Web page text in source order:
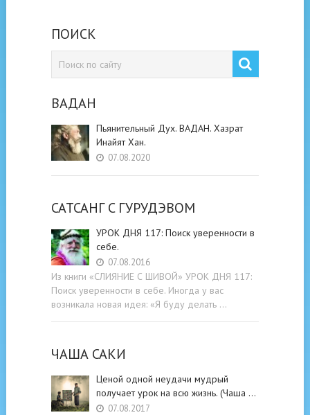
ПОИСК
ВАДАН
Пьянительный Дух. ВАДАН. Хазрат
Инайят Хан.
07.08.2020
САТСАНГ C ГУРУДЭВОМ
УРОК ДНЯ 117: Поиск уверенности в
себе.
07.08.2016
Из книги «СЛИЯНИЕ С ШИВОЙ» УРОК ДНЯ 117:
Поиск уверенности в себе. Иногда у вас
возникала новая идея: «Я буду делать …
ЧАША САКИ
Ценой одной неудачи мудрый
получает урок на всю жизнь. (Чаша …
07.08.2017